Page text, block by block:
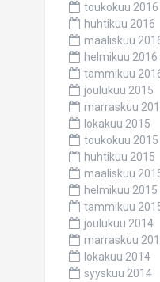
toukokuu 2016
huhtikuu 2016
maaliskuu
helmikuu 2016
tammikuu
joulukuu 2015
marraskuu
lokakuu 2015
toukokuu 2015
huhtikuu 2015
maaliskuu
helmikuu 2015
tammikuu
joulukuu 2014
marraskuu
lokakuu 2014
syyskuu 2014